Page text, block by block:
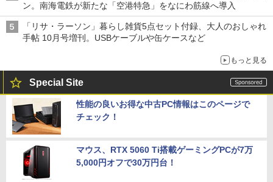
ン。南海電鉄が新たな「空港特急」をなにわ筋線へ導入
「リサ・ラーソン」暮らし雑貨5点セット付録、大人のおしゃれ
手帖 10月号増刊。USBケーブルや缶ケースなど
もっと見る
Special Site
性能の良いお得な中古PC情報はこのページで
チェック！
マウス、RTX 5060 Ti搭載ゲーミングPCが7万
5,000円オフで30万円台！